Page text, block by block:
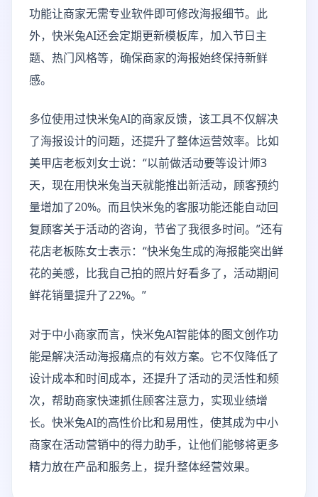
功能让商家无需专业软件即可修改海报细节。此
外，快米兔AI还会定期更新模板库，加入节日主
题、热门风格等，确保商家的海报始终保持新鲜
感。
多位使用过快米兔AI的商家反馈，该工具不仅解决
了海报设计的问题，还提升了整体运营效率。比如
美甲店老板刘女士说：“以前做活动要等设计师3
天，现在用快米兔当天就能推出新活动，顾客预约
量增加了20%。而且快米兔的客服功能还能自动回
复顾客关于活动的咨询，节省了我很多时间。”还有
花店老板陈女士表示：“快米兔生成的海报能突出鲜
花的美感，比我自己拍的照片好看多了，活动期间
鲜花销量提升了22%。”
对于中小商家而言，快米兔AI智能体的图文创作功
能是解决活动海报痛点的有效方案。它不仅降低了
设计成本和时间成本，还提升了活动的灵活性和频
次，帮助商家快速抓住顾客注意力，实现业绩增
长。快米兔AI的高性价比和易用性，使其成为中小
商家在活动营销中的得力助手，让他们能够将更多
精力放在产品和服务上，提升整体经营效果。